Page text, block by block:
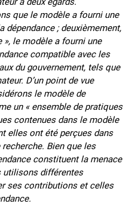
que le modèle a fourni une
; deuxièmement,
le modèle a fourni une
compatible avec les
du gouvernement, tels que
D’un point de vue
le modèle de
un « ensemble de pratiques
contenues dans le modèle
elles ont été perçues dans
Bien que les
constituent la menace
utilisons différentes
ses contributions et celles